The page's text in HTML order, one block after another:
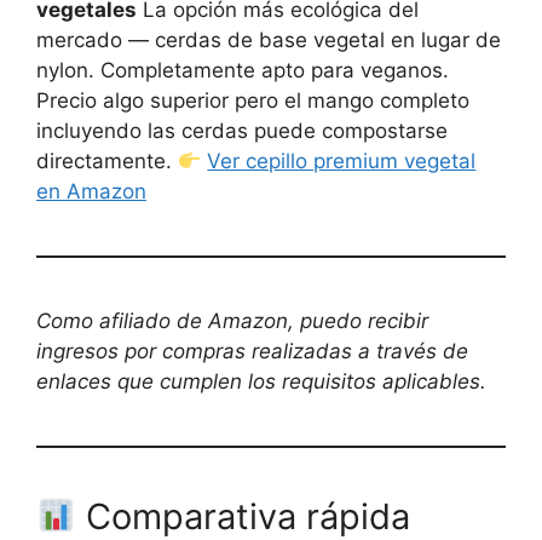
vegetales La opción más ecológica del
mercado — cerdas de base vegetal en lugar de
nylon. Completamente apto para veganos.
Precio algo superior pero el mango completo
incluyendo las cerdas puede compostarse
directamente.
Ver cepillo premium vegetal
en Amazon
Como afiliado de Amazon, puedo recibir
ingresos por compras realizadas a través de
enlaces que cumplen los requisitos aplicables.
Comparativa rápida